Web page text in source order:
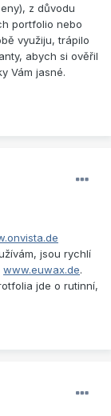
z důvodu
portfolio nebo
využiju, trápilo
abych si ověřil
Vám jasné.
jsou rychlí
www.euwax.de.
jde o rutinní,